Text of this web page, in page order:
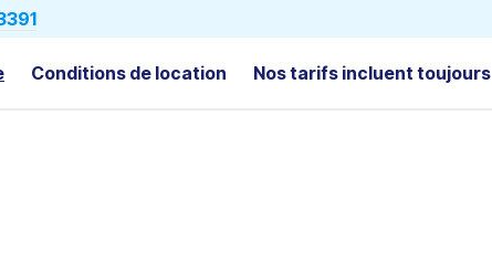
Conditions de location Nos tarifs incluent toujours